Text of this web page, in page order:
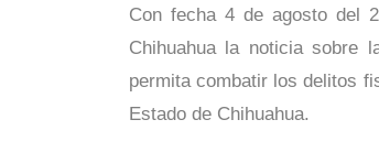
Con fecha 4 de agosto del
Chihuahua la noticia sobre
permita combatir los delitos
Estado de Chihuahua.